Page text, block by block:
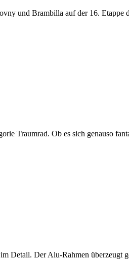
und Brambilla auf der 16. Etappe
Traumrad. Ob es sich genauso
Detail. Der Alu-Rahmen überzeugt